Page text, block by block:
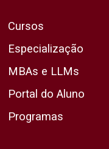
Cursos
Especialização
MBAs e LLMs
Portal do Aluno
Programas